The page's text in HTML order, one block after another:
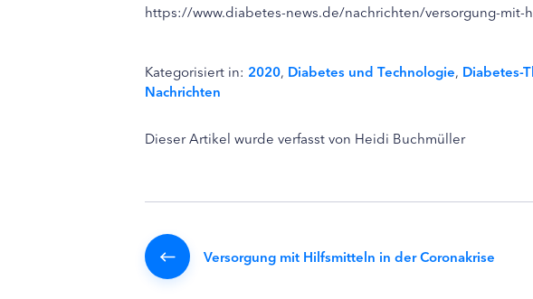
https://www.diabetes-news.de/nachrichten/versorgung-mit-
Kategorisiert in: 2020, Diabetes und Technologie, Diabetes-
Nachrichten
Dieser Artikel wurde verfasst von Heidi Buchmüller
Versorgung mit Hilfsmitteln in der Coronakrise